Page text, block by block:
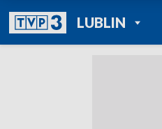
LUBLINPOWRÓT DO
TVP REGIONY